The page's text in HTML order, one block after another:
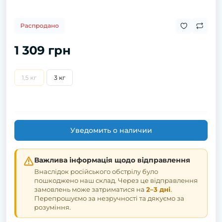
Распродано
1 309 грн
1,5 кг 3 кг
Уведомить о наличии
Важлива інформація щодо відправлення
Внаслідок російського обстрілу було
пошкоджено наш склад. Через це відправлення
замовлень може затриматися на 2–3 дні.
Перепрошуємо за незручності та дякуємо за
розуміння.